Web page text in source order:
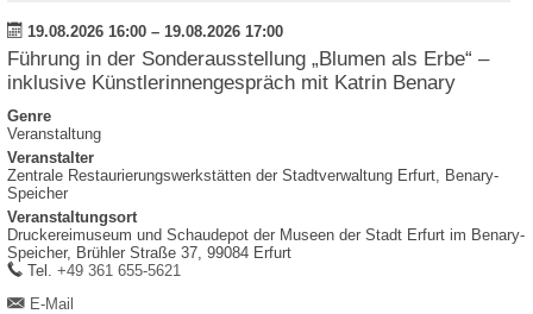
19.08.2026 16:00 – 19.08.2026 17:00
Führung in der Sonderausstellung „Blumen als Erbe“ –
inklusive Künstlerinnengespräch mit Katrin Benary
Genre
Veranstaltung
Veranstalter
Zentrale Restaurierungswerkstätten der Stadtverwaltung Erfurt, Benary-
Speicher
Veranstaltungsort
Druckereimuseum und Schaudepot der Museen der Stadt Erfurt im Benary-
Speicher, Brühler Straße 37, 99084 Erfurt
work
Tel. +49 361 655-5621
E-Mail